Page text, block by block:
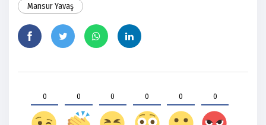
Mansur Yavaş
0 0 0 0 0 0